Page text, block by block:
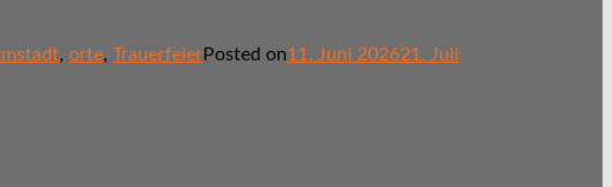
, orte, TrauerfeierPosted on11. Juni 202621. Juli